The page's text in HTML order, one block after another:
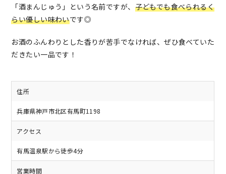
「酒まんじゅう」という名前ですが、 子どもでも食べられるく
らい優しい味わいです◎
お酒のふんわりとした香りが苦手でなければ、ぜひ食べていた
だきたい一品です！
住所
兵庫県神戸市北区有馬町1198
アクセス
有馬温泉駅から徒歩4分
営業時間